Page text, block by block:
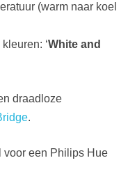
(warm naar koel
‘White and
draadloze
.
voor een Philips Hue